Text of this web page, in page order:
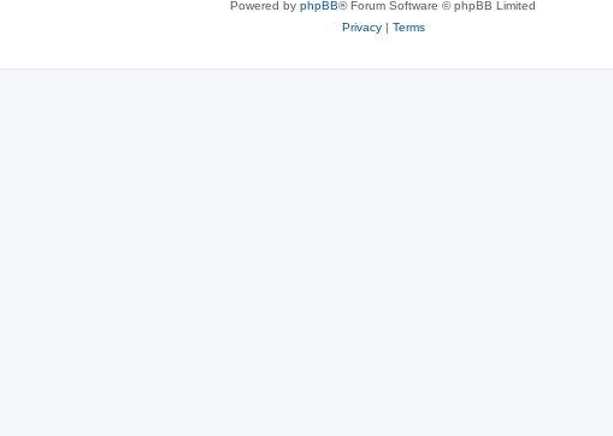
Powered by phpBB® Forum Software © phpBB Limited
Privacy| Terms